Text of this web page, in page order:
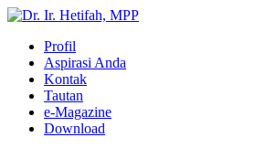
Profil
Aspirasi Anda
Kontak
Tautan
e-Magazine
Download